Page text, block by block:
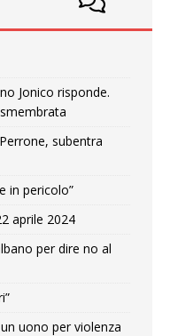
Jonico risponde.
subentra
in pericolo”
aprile 2024
per dire no al
uono per violenza